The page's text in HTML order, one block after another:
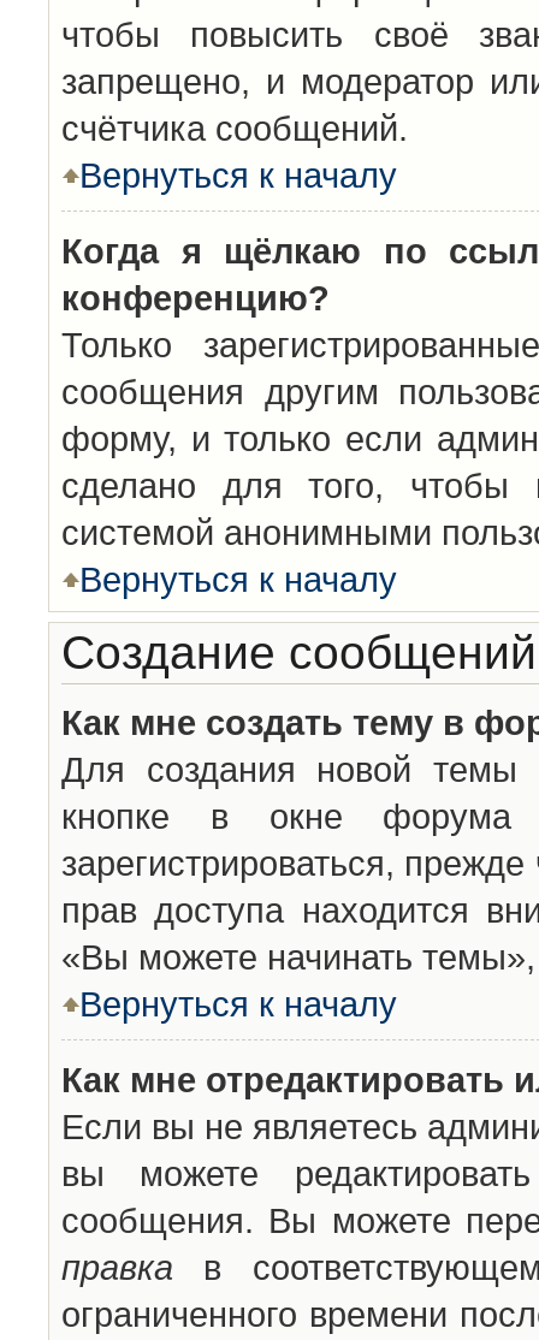
чтобы повысить своё
запрещено, и модератор
счётчика сообщений.
Вернуться к началу
Когда я щёлкаю по
конференцию?
Только
сообщения другим
форму, и только если
сделано для того, чтобы
системой анонимными
Вернуться к началу
Создание сообщений
Как мне создать тему в
Для создания новой темы
кнопке в окне
зарегистрироваться,
прав доступа находится
«Вы можете начинать
Вернуться к началу
Как мне отредактировать
Если вы не являетесь
вы можете
сообщения. Вы можете
правка в
ограниченного времени